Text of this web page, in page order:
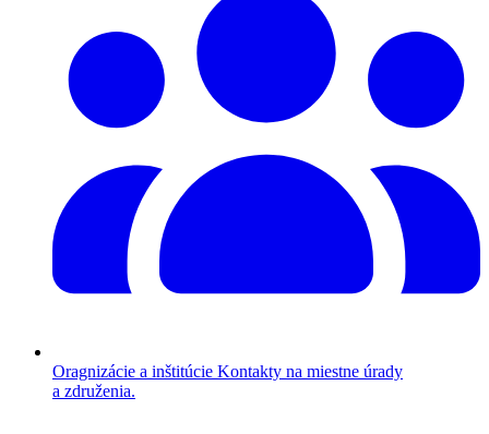
Oragnizácie a inštitúcie Kontakty na miestne úrady
a združenia.